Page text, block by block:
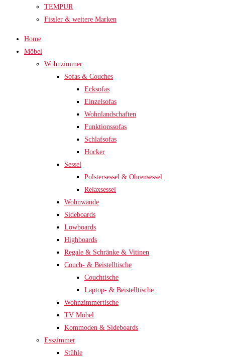
TEMPUR
Fissler & weitere Marken
Home
Möbel
Wohnzimmer
Sofas & Couches
Ecksofas
Einzelsofas
Wohnlandschaften
Funktionssofas
Schlafsofas
Hocker
Sessel
Polstersessel & Ohrensessel
Relaxsessel
Wohnwände
Sideboards
Lowboards
Highboards
Regale & Schränke & Vitinen
Couch- & Beistelltische
Couchtische
Laptop- & Beistelltische
Wohnzimmertische
TV Möbel
Kommoden & Sideboards
Esszimmer
Stühle